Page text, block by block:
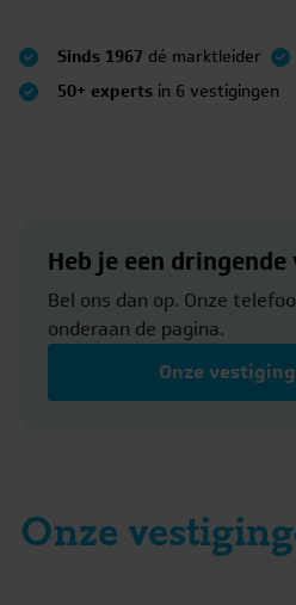
Sinds 1967 dé marktleider
50+ experts in 6 vestigingen
Heb je een dringende
Bel ons dan op. Onze
onderaan de pagina.
Onze
Onze